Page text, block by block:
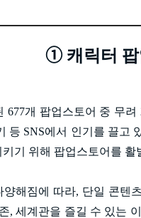
➀ 캐릭터 팝
677개 팝업스토어 중 무
등 SNS에서 인기를 끌고
기 위해 팝업스토어를 활
양해짐에 따라, 단일 콘텐
, 세계관을 즐길 수 있는